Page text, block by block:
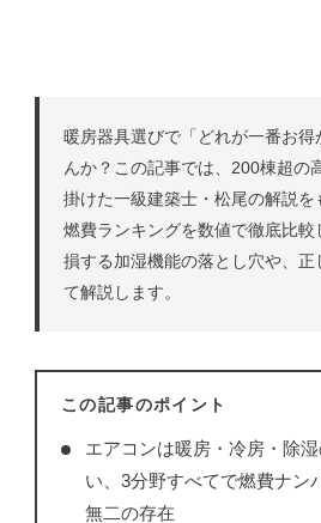
暖房器具選びで「どれが一番お
んか？この記事では、200棟超の
掛けた一級建築士・松尾の解説
燃費ランキングを数値で徹底比較
損する加湿機能の落とし穴や、
て解説します。
この記事のポイント
エアコンは暖房・冷房・除
い、3分野すべてで燃費ナン
無二の存在